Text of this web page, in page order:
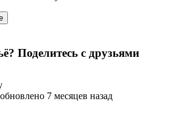
Поделитесь с друзьями
7 месяцев назад